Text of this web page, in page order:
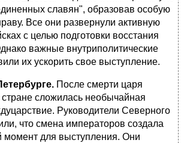
славян", образовав особую
Все они развернули активную
с целью подготовки восстания
важные внутриполитиче­ские
их ускорить свое выступление.
После смерти царя
сложилась необычайная
Руководители Се­верного
что смена императоров создала
момент для выступления. Они